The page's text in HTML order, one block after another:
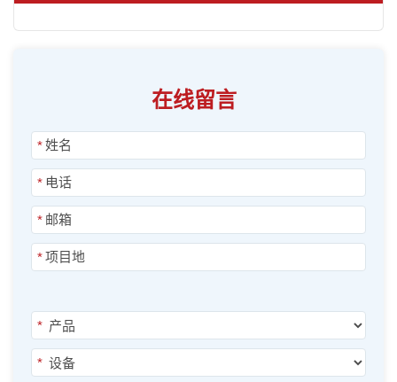
在线留言
*
*
*
*
*
*